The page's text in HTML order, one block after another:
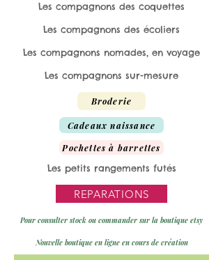
Les compagnons des coquettes
Les compagnons des écoliers
Les compagnons nomades, en voyage
Les compagnons sur-mesure
Broderie
Cadeaux naissance
Pochettes à barrettes
Les petits rangements futés
REPARATIONS
Pour consulter stock ou commander sur la boutique etsy
Nouvelle boutique en ligne en cours de création